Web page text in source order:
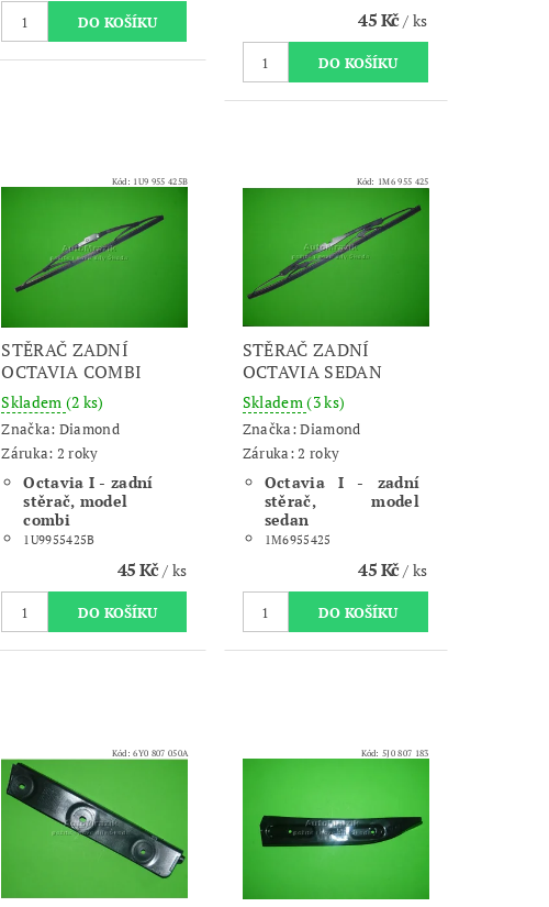
45 Kč/ ks
Kód: 1U9 955 425B
STĚRAČ ZADNÍ
OCTAVIA COMBI
Skladem (2 ks)
Značka: Diamond
Záruka: 2 roky
Octavia I - zadní
stěrač, model
combi
1U9955425B
45 Kč/ ks
Kód: 1M6 955 425
STĚRAČ ZADNÍ
OCTAVIA SEDAN
Skladem(3 ks)
Značka:Diamond
Záruka: 2 roky
Octavia I - zadní
stěrač, model
sedan
1M6955425
45 Kč/ ks
Kód:6Y0 807 050A Kód:5J0 807 183